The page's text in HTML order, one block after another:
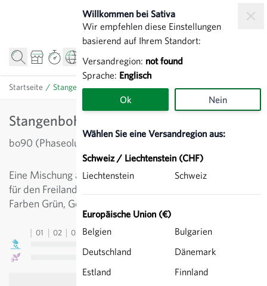
Willkommen bei Sativa
Wir empfehlen diese Einstellungen
basierend auf Ihrem Standort:
Versandregion: not found
Sprache: Englisch
Ok Nein
Wählen Sie eine Versandregion aus:
Schweiz / Liechtenstein (CHF)
Liechtenstein
Schweiz
Europäische Union (€)
Belgien
Bulgarien
Deutschland
Dänemark
Estland
Finnland
Startseite / Stangenbohnentrio - Mischung
Stangenbohnentrio - Mischung
bo90 (Phaseolus vulgaris)
Eine Mischung aus 3 bewährten Stangenbohnensorten
für den Freilandanbau. Die Hülsen sind rund und in den
Farben Grün, Gelb und Blau.
01 02 03 04 05 09 10